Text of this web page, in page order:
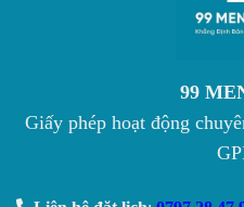
99
Giấy phép hoạt động